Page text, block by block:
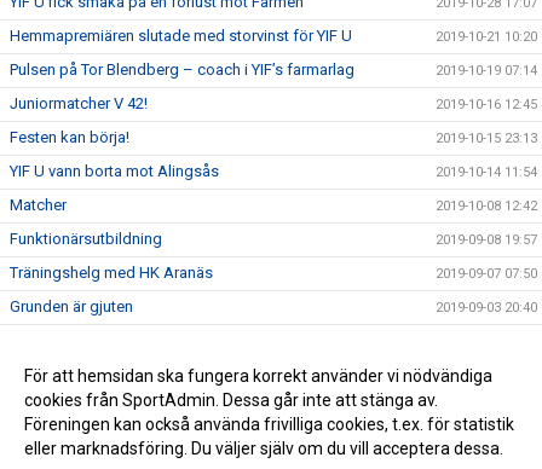
Hemmapremiären slutade med storvinst för YIF U 2019-10-21 10:20
Pulsen på Tor Blendberg – coach i YIF’s farmarlag 2019-10-19 07:14
Juniormatcher V 42! 2019-10-16 12:45
Festen kan börja! 2019-10-15 23:13
YIF U vann borta mot Alingsås 2019-10-14 11:54
Matcher 2019-10-08 12:42
Funktionärsutbildning 2019-09-08 19:57
Träningshelg med HK Aranäs 2019-09-07 07:50
Grunden är gjuten 2019-09-03 20:40
Eslöv kom på besök 2019-08-25 12:52
Vi är igång! 2019-08-25 12:38
För att hemsidan ska fungera korrekt använder vi nödvändiga
cookies från SportAdmin. Dessa går inte att stänga av.
Föreningen kan också använda frivilliga cookies, t.ex. för statistik
eller marknadsföring. Du väljer själv om du vill acceptera dessa.